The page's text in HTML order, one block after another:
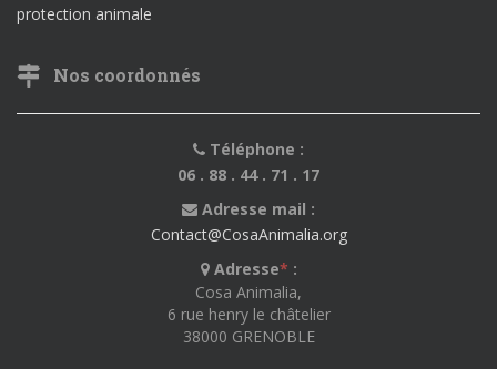
protection animale
Nos coordonnés
Téléphone :
06 . 88 . 44 . 71 . 17
Adresse mail :
Contact@CosaAnimalia.org
Adresse* :
Cosa Animalia,
6 rue henry le châtelier
38000 GRENOBLE